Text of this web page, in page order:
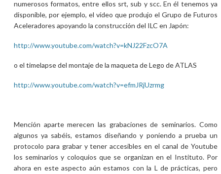
numerosos formatos, entre ellos srt, sub y scc. En él tenemos ya
disponible, por ejemplo, el vídeo que produjo el Grupo de Futuros
Aceleradores apoyando la construcción del ILC en Japón:
http://www.youtube.com/watch?v=kNJ22FzcO7A
o el timelapse del montaje de la maqueta de Lego de ATLAS
http://www.youtube.com/watch?v=efmJRjUzrmg
Mención aparte merecen las grabaciones de seminarios. Como
algunos ya sabéis, estamos diseñando y poniendo a prueba un
protocolo para grabar y tener accesibles en el canal de Youtube
los seminarios y coloquios que se organizan en el Instituto. Por
ahora en este aspecto aún estamos con la L de prácticas, pero